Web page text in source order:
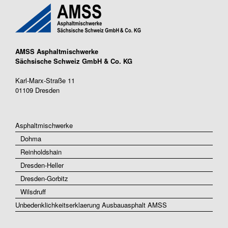
AMSS Asphaltmischwerke
Sächsische Schweiz GmbH & Co. KG
Karl-Marx-Straße 11
01109 Dresden
Asphaltmischwerke
Dohma
Reinholdshain
Dresden-Heller
Dresden-Gorbitz
Wilsdruff
Unbedenklichkeitserklaerung Ausbauasphalt AMSS